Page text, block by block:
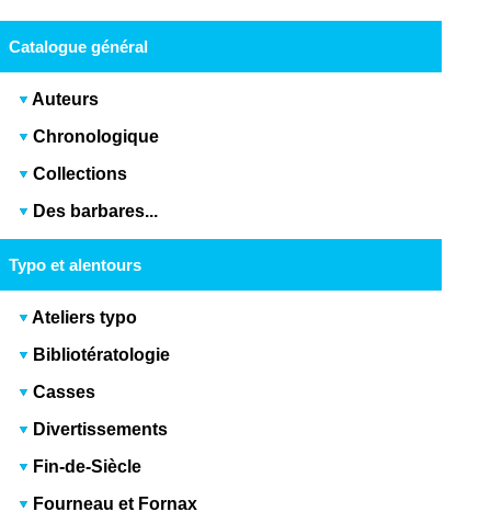
Catalogue général
Auteurs
Chronologique
Collections
Des barbares...
Typo et alentours
Ateliers typo
Bibliotératologie
Casses
Divertissements
Fin-de-Siècle
Fourneau et Fornax